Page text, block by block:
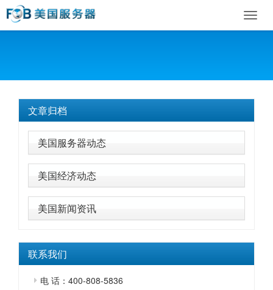
文章归档
美国服务器动态
美国经济动态
美国新闻资讯
联系我们
电 话：400-808-5836